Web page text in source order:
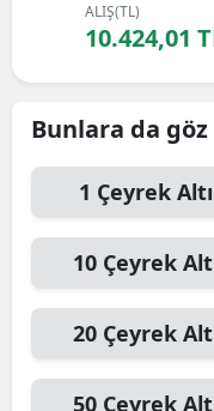
ALIŞ(TL)
10.424,01
Bunlara da göz
1 Çeyrek
10 Çeyrek
20 Çeyrek
50 Çeyrek